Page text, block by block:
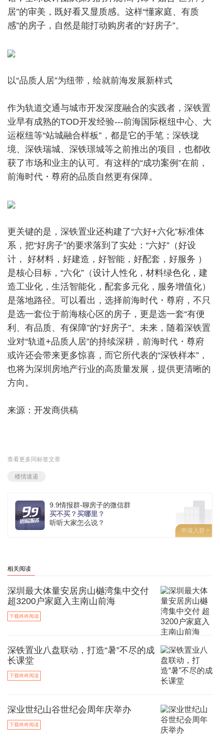
居”的审美，既好看又显质感。这样“懂家庭、有质
感”的房子，自然是能打动购房者的“好房子”。
以“品质人居”为纽带，绘就前海发展新样式
作为轨道交通与城市开发深度融合的实践者，深铁置
业早有成熟的TOD开发经验---前海国际枢纽中心、大
运枢纽等“站城融合样板”，都是它的手笔；深铁珑
境、深铁瑞城、深铁璟城等之前推出的项目，也都收
获了市场和业主的认可。有这样的“成功案例”在前，
前海时代・尊府的品质自然更有保障。
更关键的是，深铁置业还构建了“六好+六化”标准体
系，把“好房子”的要求落到了实处：“六好”（好设
计， 好材料，好建造，好智能，好配套，好服务 ）
是核心目标，“六化”（设计人性化，材料绿色化，建
造工业化，生活智能化，配套多元化，服务增值化）
是落地路径。可以看出，选择前海时代・尊府，不只
是选一套位于前海核心区的房子，更是选一套“有便
利、有品质、有保障”的“好房子”。未来，随着深铁置
业对“轨道+品质人居”的持续深耕，前海时代・尊府
或许还会带来更多惊喜，而它所代表的“深铁样本”，
也将为深圳房地产行业的高质量发展，提供更清晰的
方向。
来源：开发商供稿
查看更多同标签文章
楼情速递
9.9情报群-聊房子的微信群
买不买？买哪里？
听听大家怎么说？
申请入群 >
相关阅读
深圳最大体量安居房山樾湾集中交付
超3200户家庭入主南山前海
下载咚咚阅读
深铁置业八盘联动，打造“暑”不尽的成
长课堂
下载咚咚阅读
深业世纪山谷世纪会周年庆举办
下载咚咚阅读